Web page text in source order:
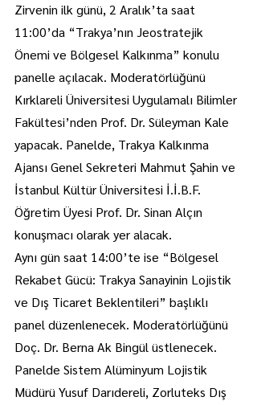
Zirvenin ilk günü, 2 Aralık’ta saat
11:00’da “Trakya’nın Jeostratejik
Önemi ve Bölgesel Kalkınma” konulu
panelle açılacak. Moderatörlüğünü
Kırklareli Üniversitesi Uygulamalı Bilimler
Fakültesi’nden Prof. Dr. Süleyman Kale
yapacak. Panelde, Trakya Kalkınma
Ajansı Genel Sekreteri Mahmut Şahin ve
İstanbul Kültür Üniversitesi İ.İ.B.F.
Öğretim Üyesi Prof. Dr. Sinan Alçın
konuşmacı olarak yer alacak.
Aynı gün saat 14:00’te ise “Bölgesel
Rekabet Gücü: Trakya Sanayinin Lojistik
ve Dış Ticaret Beklentileri” başlıklı
panel düzenlenecek. Moderatörlüğünü
Doç. Dr. Berna Ak Bingül üstlenecek.
Panelde Sistem Alüminyum Lojistik
Müdürü Yusuf Darıdereli, Zorluteks Dış